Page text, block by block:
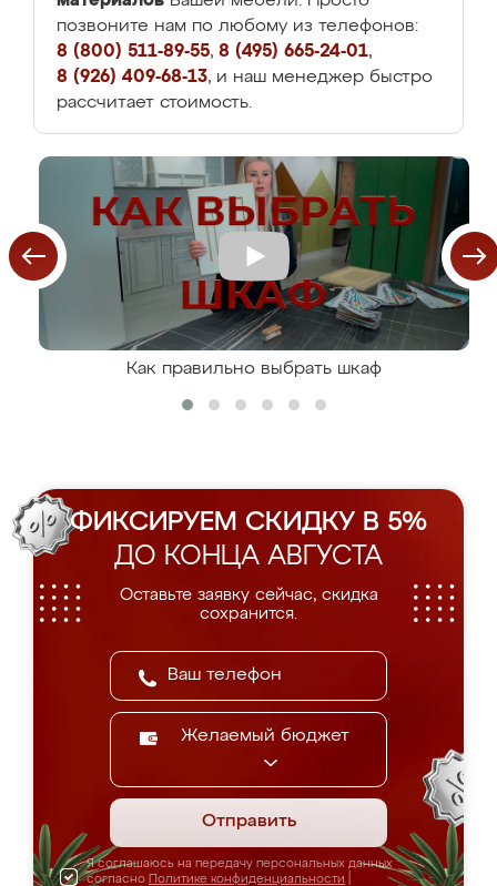
позвоните нам по любому из телефонов:
8 (800) 511-89-55, 8 (495) 665-24-01,
8 (926) 409-68-13, и наш менеджер быстро
рассчитает стоимость.
Как правильно выбрать шкаф
ФИКСИРУЕМ СКИДКУ В 5%
ДО КОНЦА АВГУСТА
Оставьте заявку сейчас, скидка
сохранится.
Желаемый бюджет
Отправить
Я соглашаюсь на передачу персональных данных
согласно Политике конфиденциальности